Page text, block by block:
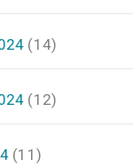
(14)
(12)
(11)